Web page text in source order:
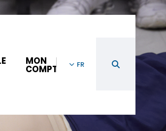
MON
COMPTE FR